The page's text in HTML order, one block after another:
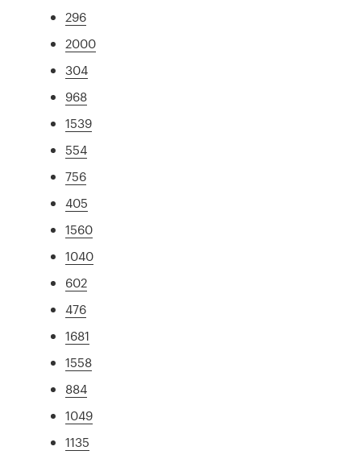
296
2000
304
968
1539
554
756
405
1560
1040
602
476
1681
1558
884
1049
1135